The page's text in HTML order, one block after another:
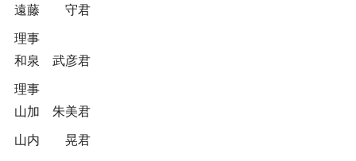
遠藤 守君
理事
和泉 武彦君
理事
山加 朱美君
山内 晃君